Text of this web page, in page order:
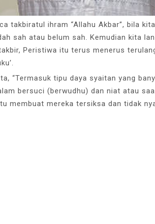
takbiratul ihram “Allahu Akbar”, bila
sah atau belum sah. Kemudian kita
Peristiwa itu terus menerus
“Termasuk tipu daya syaitan yang
bersuci (berwudhu) dan niat atau
membuat mereka tersiksa dan tidak